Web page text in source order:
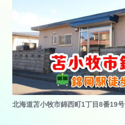
北海道苫小牧市錦西町1丁目8番19号